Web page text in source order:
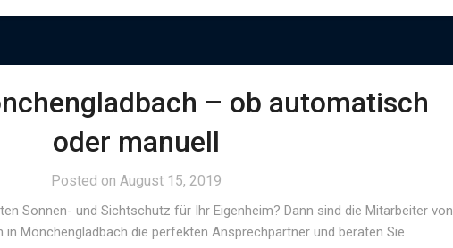
– ob automatisch
oder manuell
Posted on August 15, 2019
Sonnen- und Sichtschutz für Ihr Eigenheim? Dann sind die Mitarbeiter von
in Mönchengladbach die perfekten Ansprechpartner und beraten Sie